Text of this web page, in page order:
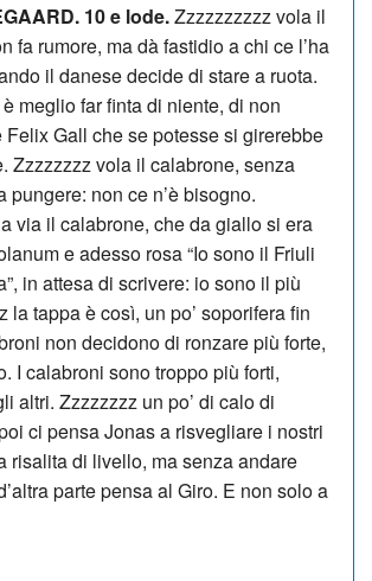
10 e lode.Zzzzzzzzzz vola il
fa rumore, ma dà fastidio a chi ce l’ha
il danese decide di stare a ruota.
meglio far finta di niente, di non
Felix Gall che se potesse si girerebbe
Zzzzzzzz vola il calabrone, senza
pungere: non ce n’è bisogno.
via il calabrone, che da giallo si era
e adesso rosa “Io sono il Friuli
in attesa di scrivere: io sono il più
la tappa è così, un po’ soporifera fin
non decidono di ronzare più forte,
I calabroni sono troppo più forti,
altri. Zzzzzzzz un po’ di calo di
ci pensa Jonas a risvegliare i nostri
risalita di livello, ma senza andare
parte pensa al Giro. E non solo a